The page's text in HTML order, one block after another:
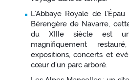
L’Abbaye Royale de
Bérengère de Navarre,
du XIIIe siècle est
magnifiquement
expositions, concerts et
cœur d’un parc arboré.